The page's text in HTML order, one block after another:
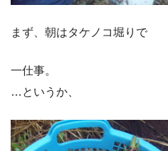
まず、朝はタケノコ堀りで
一仕事。
…というか、